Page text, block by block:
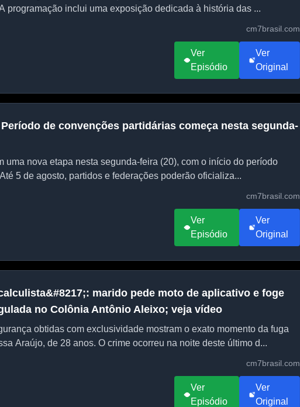
programação inclui uma exposição dedicada à história das ...
cm7brasil.com
Ver
Episódio
Ver
Original
de convenções partidárias começa nesta segunda-
uma nova etapa nesta segunda-feira (20), com o início do período
5 de agosto, partidos e federações poderão oficializa...
cm7brasil.com
Ver
Episódio
Ver
Original
marido pede moto de aplicativo e foge
no Colônia Antônio Aleixo; veja vídeo
obtidas com exclusividade mostram o exato momento da fuga
Araújo, de 28 anos. O crime ocorreu na noite deste último d...
cm7brasil.com
Ver
Episódio
Ver
Original